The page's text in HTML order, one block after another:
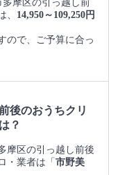
多摩区の引っ越し前
、 14,950～109,250円
ので、ご予算に合っ
後のおうちクリ
？
摩区の引っ越し前後
・業者は「 市野美